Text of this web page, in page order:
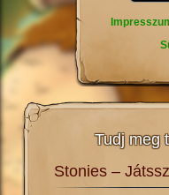
Tudj meg
a Stonies –